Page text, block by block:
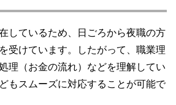
しているため、日ごろから夜職の方
受けています。したがって、職業理
理（お金の流れ）などを理解してい
もスムーズに対応することが可能で